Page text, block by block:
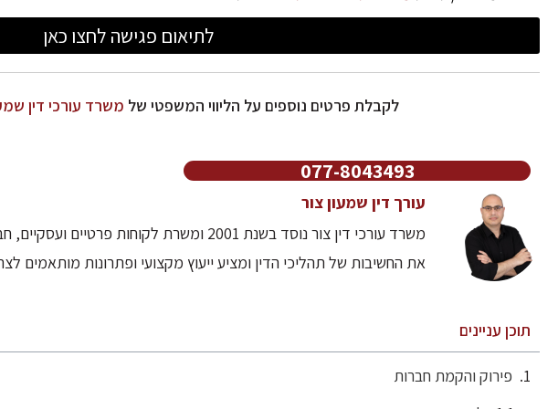
לתיאום פגישה לחצו כאן
לקבלת פרטים נוספים על הליווי המשפטי של משרד עורכי דין
077-8043493
עורך דין שמעון צור
משרד עורכי דין צור נוסד בשנת 2001 ומשרת
את החשיבות של תהליכי הדין ומציע ייעוץ מקצועי ופתרונות מותאמים
תוכן עניינים
פירוק והקמת חברות